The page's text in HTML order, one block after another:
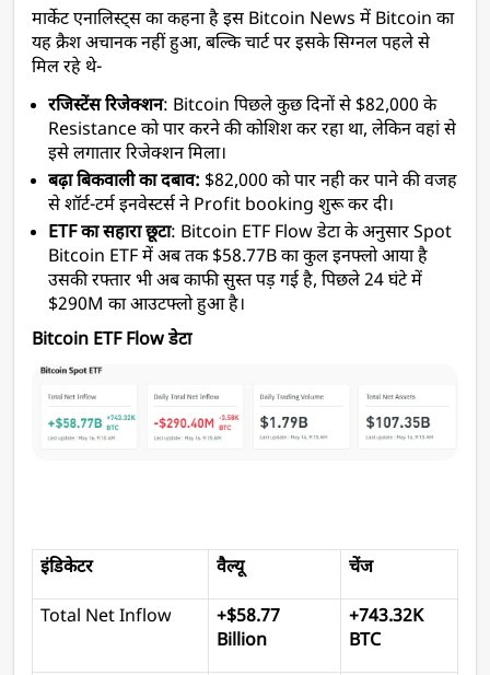
मार्केट एनालिस्ट्स का कहना है इस Bitcoin News में Bitcoin का
यह क्रैश अचानक नहीं हुआ, बल्कि चार्ट पर इसके सिग्नल पहले से
मिल रहे थे-
रजिस्टेंस रिजेक्शन: Bitcoin पिछले कुछ दिनों से $82,000 के
Resistance को पार करने की कोशिश कर रहा था, लेकिन वहां से
इसे लगातार रिजेक्शन मिला।
बढ़ा बिकवाली का दबाव: $82,000 को पार नही कर पाने की वजह
से शॉर्ट-टर्म इनवेस्टर्स ने Profit booking शुरू कर दी।
ETF का सहारा छूटा: Bitcoin ETF Flow डेटा के अनुसार Spot
Bitcoin ETF में अब तक $58.77B का कुल इनफ्लो आया है
उसकी रफ्तार भी अब काफी सुस्त पड़ गई है, पिछले 24 घंटे में
$290M का आउटफ्लो हुआ है।
Bitcoin ETF Flow डेटा
इंडिकेटर वैल्यू चेंज
Total Net Inflow
+$58.77
Billion
+743.32K
BTC